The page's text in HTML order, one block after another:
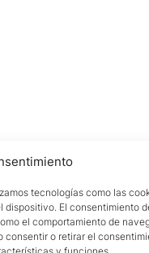
tecnologías como las
El consentimiento
el comportamiento de
consentir o retirar el